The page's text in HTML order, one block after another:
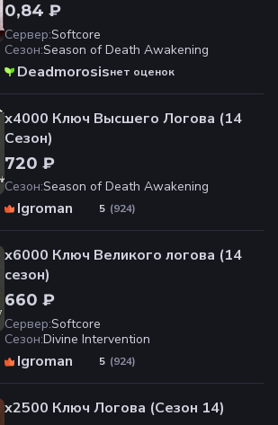
0,84 ₽
Сервер:Softcore
Сезон:Season of Death Awakening
Deadmorosisнет оценок
х4000 Ключ Высшего Логова (14
Сезон)
720 ₽
Сезон:Season of Death Awakening
Igroman (924)
5
х6000 Ключ Великого логова (14
сезон)
660 ₽
Сервер:Softcore
Сезон:Divine Intervention
Igroman (924)
5
x2500 Ключ Логова (Сезон 14)